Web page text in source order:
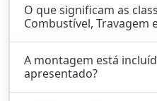
O que significam as
Combustível, Travagem
A montagem está
apresentado?